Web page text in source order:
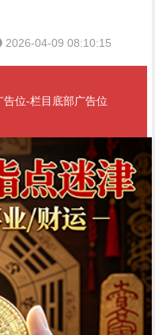
2026-04-09 08:10:15
位-栏目底部广告位